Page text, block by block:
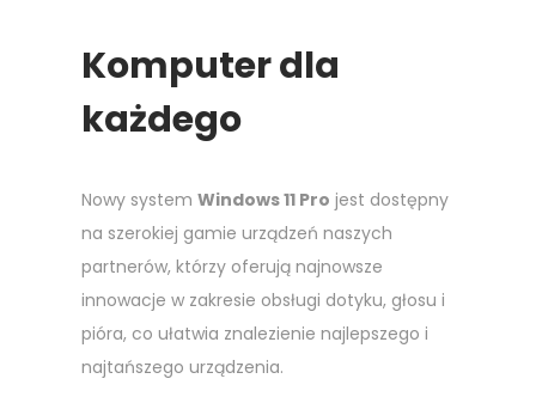
Komputer dla
każdego
Nowy system Windows 11 Pro jest dostępny
na szerokiej gamie urządzeń naszych
partnerów, którzy oferują najnowsze
innowacje w zakresie obsługi dotyku, głosu i
pióra, co ułatwia znalezienie najlepszego i
najtańszego urządzenia.